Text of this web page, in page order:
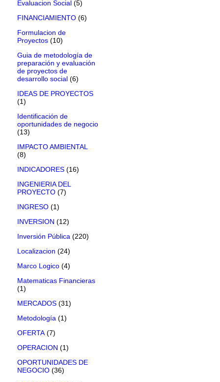
Evaluacion Social (5)
FINANCIAMIENTO (6)
Formulacion de
Proyectos (10)
Guia de metodología de
preparación y evaluación
de proyectos de
desarrollo social (6)
IDEAS DE PROYECTOS
(1)
Identificación de
oportunidades de negocio
(13)
IMPACTO AMBIENTAL
(8)
INDICADORES (16)
INGENIERIA DEL
PROYECTO (7)
INGRESO (1)
INVERSION (12)
Inversión Pública (220)
Localizacion (24)
Marco Logico (4)
Matematicas Financieras
(1)
MERCADOS (31)
Metodología (1)
OFERTA (7)
OPERACION (1)
OPORTUNIDADES DE
NEGOCIO (36)